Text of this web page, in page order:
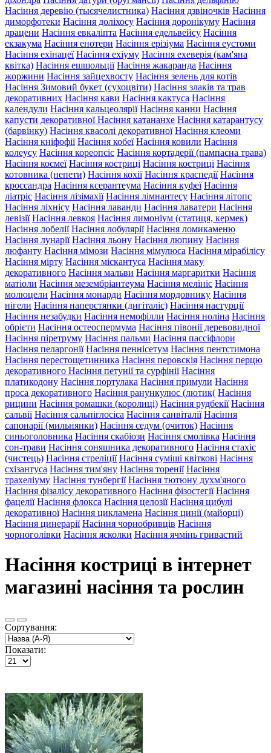
Насіння деревію (тысячелистника) Насіння дзвіночків Насіння
диморфотеки Насіння доліхосу Насіння доронікуму Насіння
драцени Насіння евкаліпта Насіння едельвейсу Насіння
екзакума Насіння енотери Насіння ерізіума Насіння еустоми
Насіння ехінацеї Насіння ехіуму Насіння ехеверія (кам'яна
квітка) Насіння ешшольції Насіння жакаранда Насіння
жоржини Насіння зайцехвосту Насіння зелень для котів
Насіння Зимовий букет (сухоцвіти) Насіння злаків та трав
декоративних Насіння кави Насіння кактуса Насіння
календули Насіння кальцеолярії Насіння канни Насіння
капусти декоративноїНасіння катананхе Насіння катарантусу
(барвінку) Насіння квасолі декоративної Насіння клеоми
Насіння кніфофії Насіння кобеї Насіння ковили Насіння
колеусу Насіння кореопсіс Насіння кортадерії (пампасна трава)
Насіння космеї Насіння костриці Насіння костриці Насіння
котовника (непети) Насіння кохії Насіння краспедії Насіння
кроссандра Насіння ксерантеума Насіння куфеї Насіння
ліатріс Насіння лізімахії Насіння лімнантесу Насіння літопс
Насіння ліхнісу Насіння лаванди Насіння лаватери Насіння
левізії Насіння левкоя Насіння лимоніум (статиця, кермек)
Насіння лобелії Насіння лобулярії Насіння ломикаменю
Насіння лунарії Насіння льону Насіння люпину Насіння
люфанту Насіння мімози Насіння мімулюса Насіння мірабілісу
Насіння мірту Насіння міскантуса Насіння маку
декоративного Насіння мальви Насіння маргаритки Насіння
матіоли Насіння мезембріантеума Насіння мелініс Насіння
молюцели Насіння монарди Насіння мордовнику Насіння
нігели Насіння наперстянки (дигіталіс) Насіння настурції
Насіння незабудки Насіння немофілли Насіння ноліна Насіння
обрієти Насіння остеоспермума Насіння півонії деревовидної
Насіння піретруму Насіння пальми Насіння пассіфлори
Насіння пеларгонії Насіння пеннісетум Насіння пентстимона
Насіння перестощетинника Насіння перовскія Насіння перцю
декоративного Насіння петунії та сурфінії Насіння
платикодону Насіння портулака Насіння примули Насіння
проса декоративного Насіння ранункулюс (лютик( Насіння
рицини Насіння ромашки (королиці) Насіння рудбекії Насіння
сальвії Насіння сальпіглосіса Насіння санвіталії Насіння
сапонарії (мильнянки) Насіння седум (очиток) Насіння
синьоголовника Насіння скабіози Насіння смолівка Насіння
сон-трави Насіння соняшника декоративного Насіння стахіс
(чистець) Насіння стреліції Насіння суміші квіткові Насіння
схізантуса Насіння тим'яну Насіння торенії Насіння
трахеліуму Насіння тунбергії Насіння тютюну духм'яного
Насіння фізалісу декоративного Насіння фізостегії Насіння
фацелії Насіння флокса Насіння целозії Насіння цибулі
декоративної Насіння цикламена Насіння цинії (майорці)
Насіння цинерарії Насіння чорнобривців Насіння
чорноголівки Насіння ясколки Насіння ячмінь гривастий
Насіння костриці в інтернет
магазині насіння та рослин
Сортування:
Показати: